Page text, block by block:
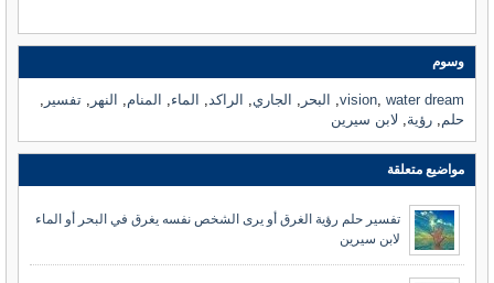
وسوم
vision, water dream
, البحر , الجاري, الراكد, الماء, المنام, النهر ,تفسير ,
حلم,رؤية, لابن سيرين
مواضيع متعلقة
تفسير حلم رؤية الغرق أو يرى الشخص نفسه يغرق في البحر أو الماء
لابن سيرين